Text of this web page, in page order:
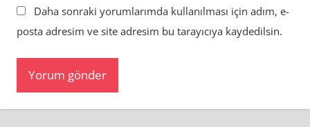
Daha sonraki yorumlarımda kullanılması için adım, e-
posta adresim ve site adresim bu tarayıcıya kaydedilsin.